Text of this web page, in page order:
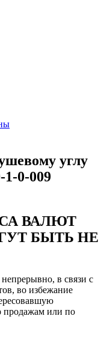
углу
1-0-009
ВАЛЮТ
БЫТЬ НЕ
в связи с
во избежание
продажам или по